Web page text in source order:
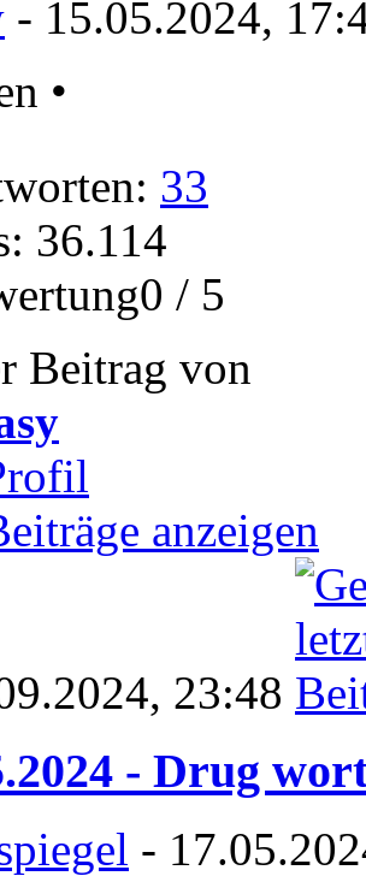
- 15.05.2024,
•
33
36.114
/ 5
Beitrag von
anzeigen
23:48
- Drug
-